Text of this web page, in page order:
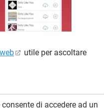
utile per ascoltare
di accedere ad un